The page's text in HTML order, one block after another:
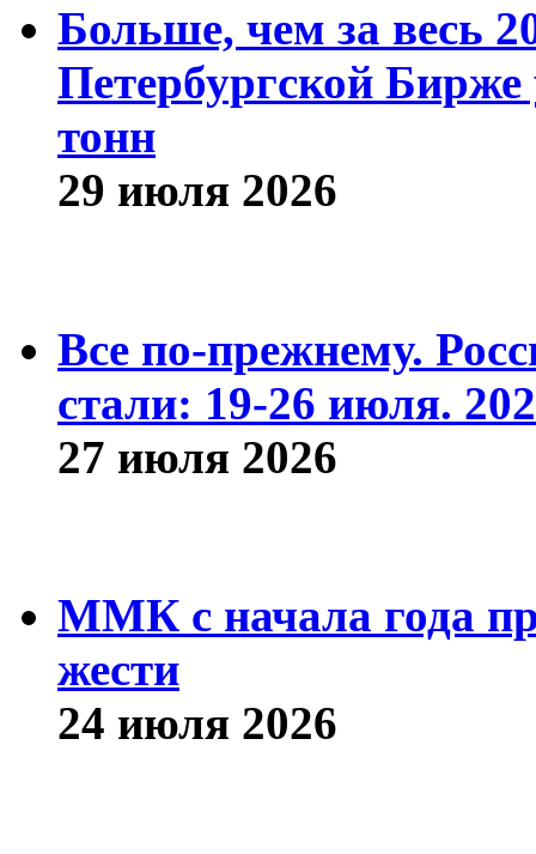
Больше, чем за весь
Петербургской
тонн
29 июля 2026
Все по-прежнему.
стали: 19-26 июля.
27 июля 2026
ММК с начала года
жести
24 июля 2026